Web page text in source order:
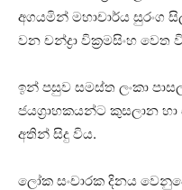
අගයමින් මහාචාර්ය සුරංග
වන චන්ද්‍රා වික්‍රමසිංහ වෙත
ඉන් පසුව සමස්ත ලංකා
ජයග්‍රාහකයන්ට කුසලාන හා
අතින් සිදු විය.
ලෝක සංචාරක දිනය